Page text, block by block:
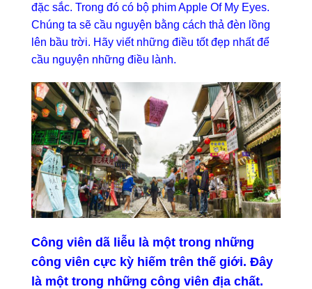
đặc sắc. Trong đó có bộ phim Apple Of My Eyes.
Chúng ta sẽ cầu nguyện bằng cách thả đèn lồng
lên bầu trời. Hãy viết những điều tốt đẹp nhất để
cầu nguyện những điều lành.
Công viên dã liễu là một trong những
công viên cực kỳ hiếm trên thế giới. Đây
là một trong những công viên địa chất.